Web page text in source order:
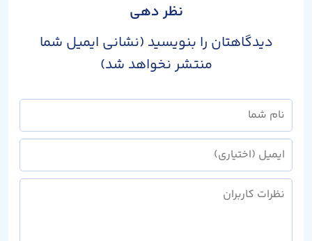
نظر دهی
دیدگاهتان را بنویسید (نشانی ایمیل شما
منتشر نخواهد شد)